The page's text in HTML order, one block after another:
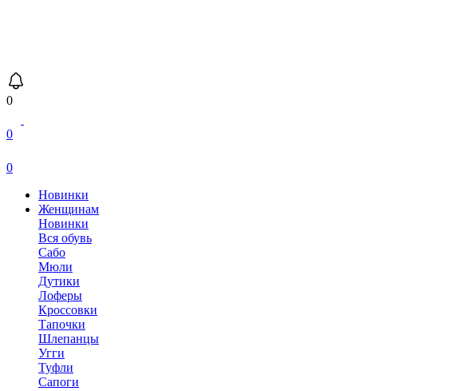
0
0
0
Новинки
Женщинам
Новинки
Вся обувь
Сабо
Мюли
Дутики
Лоферы
Кроссовки
Тапочки
Шлепанцы
Угги
Туфли
Сапоги